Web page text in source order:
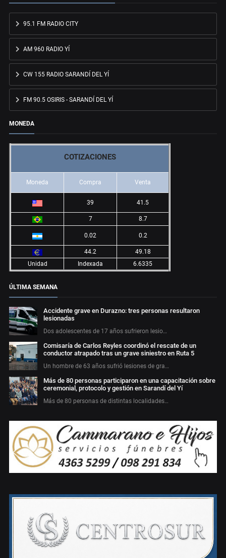
95.1 FM RADIO CITY
AM 960 RADIO YÍ
CW 155 RADIO SARANDÍ DEL YÍ
FM 90.5 OSIRIS - SARANDÍ DEL YÍ
MONEDA
COTIZACIONES
Moneda Compra Venta
39 41.5
7 8.7
0.02 0.2
44.2
49.18
Unidad
Indexada 6.6335
ÚLTIMA SEMANA
Accidente grave en Durazno: tres personas resultaron
lesionadas
Dos adolescentes de 17 años sufrieron lesio…
Comisaría de Carlos Reyles coordinó el rescate de un
conductor atrapado tras un grave siniestro en Ruta 5
Un hombre de 63 años sufrió lesiones de gra…
Más de 80 personas participaron en una capacitación sobre
ceremonial, protocolo y gestión en Sarandí del Yí
Más de 80 personas de distintas localidades…